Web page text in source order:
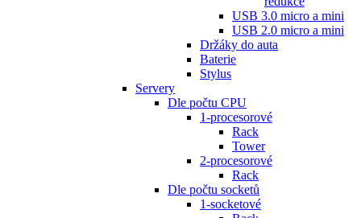
USB 3.0 micro a mini
USB 2.0 micro a mini
Držáky do auta
Baterie
Stylus
Servery
Dle počtu CPU
1-procesorové
Rack
Tower
2-procesorové
Rack
Dle počtu socketů
1-socketové